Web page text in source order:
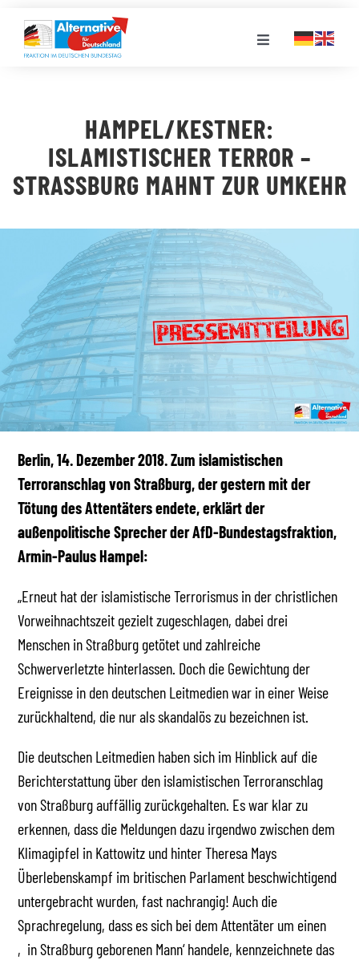
Inhalt
springen
Toggle
LANDESGRUPPEN
VERANSTALTUNGEN
STELLENPORTAL
MEDIATHEK
HAMPEL/KESTNER:
ISLAMISTISCHER TERROR –
STRASSBURG MAHNT ZUR UMKEHR
Berlin, 14. Dezember 2018. Zum islamistischen
Terroranschlag von Straßburg, der gestern mit der
Tötung des Attentäters endete, erklärt der
außenpolitische Sprecher der AfD-Bundestagsfraktion,
Armin-Paulus Hampel:
„Erneut hat der islamistische Terrorismus in der christlichen
Vorweihnachtszeit gezielt zugeschlagen, dabei drei
Menschen in Straßburg getötet und zahlreiche
Schwerverletzte hinterlassen. Doch die Gewichtung der
Ereignisse in den deutschen Leitmedien war in einer Weise
zurückhaltend, die nur als skandalös zu bezeichnen ist.
Die deutschen Leitmedien haben sich im Hinblick auf die
Berichterstattung über den islamistischen Terroranschlag
von Straßburg auffällig zurückgehalten. Es war klar zu
erkennen, dass die Meldungen dazu irgendwo zwischen dem
Klimagipfel in Kattowitz und hinter Theresa Mays
Überlebenskampf im britischen Parlament beschwichtigend
untergebracht wurden, fast nachrangig! Auch die
Sprachregelung, dass es sich bei dem Attentäter um einen
‚in Straßburg geborenen Mann‘ handele, kennzeichnete das